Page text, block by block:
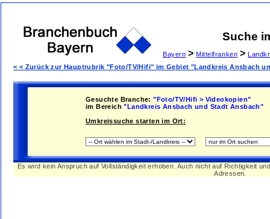
Suche
Bayern > Mittelfranken >
< < Zurück zur Hauptrubrik "Foto/TV/Hifi" im Gebiet "Landkreis Ansbach
Gesuchte Branche: "Foto/TV/Hifi > Videokopien"
im Bereich "Landkreis Ansbach und Stadt Ansbach"
Umkreissuche starten im Ort:
Es wird kein Anspruch auf Vollständigkeit erhoben. Auch nicht auf Richtigkeit
Adressen.